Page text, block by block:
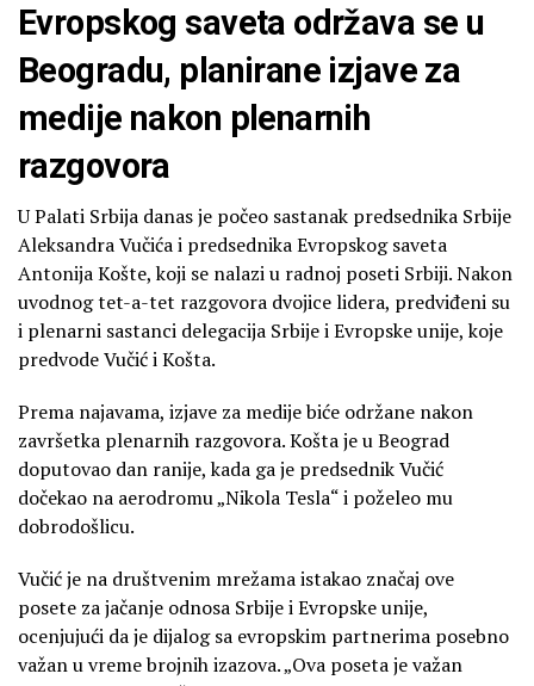
Evropskog saveta održava se u
Beogradu, planirane izjave za
medije nakon plenarnih
razgovora
U Palati Srbija danas je počeo sastanak predsednika Srbije
Aleksandra Vučića i predsednika Evropskog saveta
Antonija Košte, koji se nalazi u radnoj poseti Srbiji. Nakon
uvodnog tet-a-tet razgovora dvojice lidera, predviđeni su
i plenarni sastanci delegacija Srbije i Evropske unije, koje
predvode Vučić i Košta.
Prema najavama, izjave za medije biće održane nakon
završetka plenarnih razgovora. Košta je u Beograd
doputovao dan ranije, kada ga je predsednik Vučić
dočekao na aerodromu „Nikola Tesla“ i poželeo mu
dobrodošlicu.
Vučić je na društvenim mrežama istakao značaj ove
posete za jačanje odnosa Srbije i Evropske unije,
ocenjujući da je dijalog sa evropskim partnerima posebno
važan u vreme brojnih izazova. „Ova poseta je važan